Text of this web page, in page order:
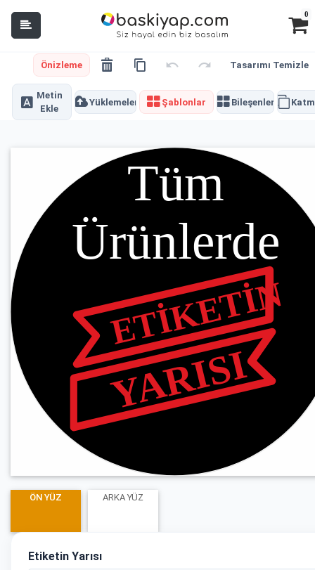
0
Önizleme Tasarımı Temizle
Metin
Ekle
Yüklemeler Şablonlar Bileşenler
ÖN YÜZ ARKA YÜZ
Etiketin Yarısı